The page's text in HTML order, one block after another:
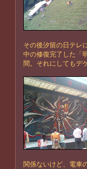
その後汐留の日テレ
中の修復完了した「
間。それにしてもデ
関係ないけど、電車